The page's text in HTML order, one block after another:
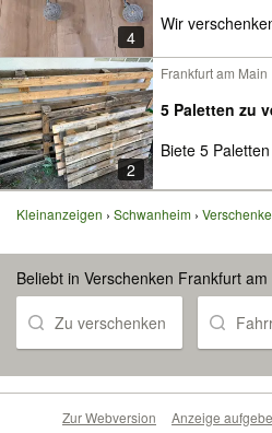
4
Wir
2
Frankfurt am Main
5 Paletten zu
Biete 5
Kleinanzeigen Schwanheim
Beliebt in Verschenken Frankfurt am
Zu verschenken
Zur Webversion Anzeige